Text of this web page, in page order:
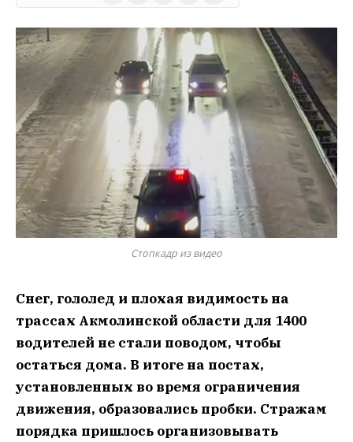
Стопкадр из видео
Снег, гололед и плохая видимость на
трассах Акмолинской области для 1400
водителей не стали поводом, чтобы
остаться дома. В итоге на постах,
установленных во время ограничения
движения, образовались пробки. Стражам
порядка пришлось организовывать